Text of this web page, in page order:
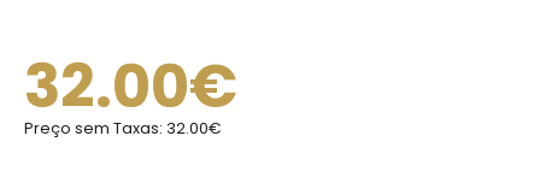
32.00€
Preço sem Taxas: 32.00€